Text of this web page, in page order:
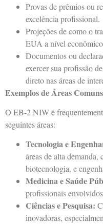
Provas de prêmios ou
excelência profissional.
Projeções de como o
EUA a nível
Documentos ou
exercer sua profissão
direto nas áreas de
Exemplos de Áreas
O EB-2 NIW é
seguintes áreas:
Tecnologia e
áreas de alta
biotecnologia, e
Medicina e Saúde
profissionais
Ciências e Pesquisa:
inovadoras,